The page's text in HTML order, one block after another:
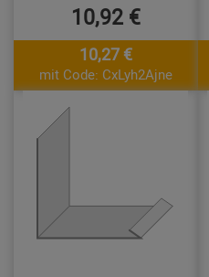
10,92 €
10,27 €
mit Code: CxLyh2Ajne